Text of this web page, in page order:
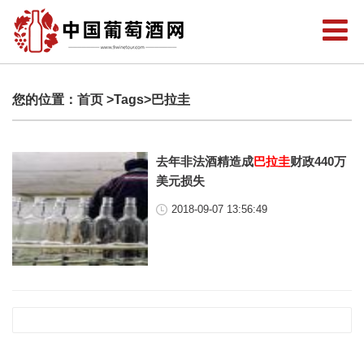
您的位置： 首页 >Tags>巴拉圭
去年非法酒精造成巴拉圭财政440万
美元损失
2018-09-07 13:56:49